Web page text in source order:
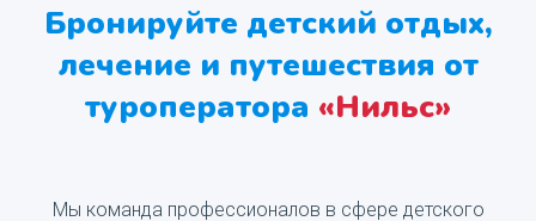
Бронируйте детский отдых,
лечение и путешествия от
туроператора «Нильс»‎
Мы команда профессионалов в сфере детского